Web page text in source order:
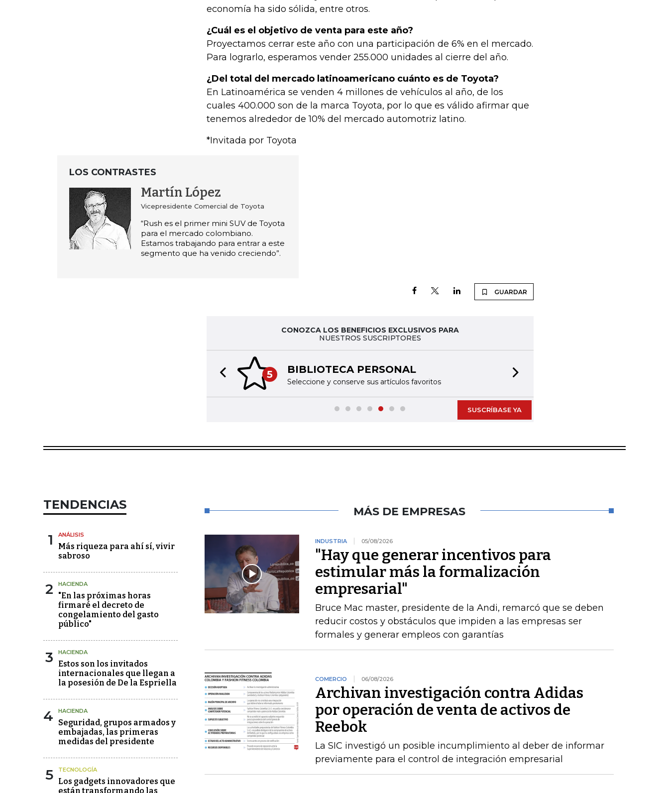
economía ha sido sólida, entre otros.
¿Cuál es el objetivo de venta para este año?
Proyectamos cerrar este año con una participación de 6% en el mercado.
Para lograrlo, esperamos vender 255.000 unidades al cierre del año.
¿Del total del mercado latinoamericano cuánto es de Toyota?
En Latinoamérica se venden 4 millones de vehículos al año, de los
cuales 400.000 son de la marca Toyota, por lo que es válido afirmar que
tenemos alrededor de 10% del mercado automotriz latino.
*Invitada por Toyota
LOS CONTRASTES
Martín López
Vicepresidente Comercial de Toyota
“Rush es el primer mini SUV de Toyota
para el mercado colombiano.
Estamos trabajando para entrar a este
segmento que ha venido creciendo”.
GUARDAR
CONOZCA LOS BENEFICIOS EXCLUSIVOS PARA
NUESTROS SUSCRIPTORES
5 BIBLIOTECA PERSONAL
Seleccione y conserve sus artículos favoritos
Previous slide
SUSCRÍBASE YA
TENDENCIAS
1 ANÁLISIS
Más riqueza para ahí sí, vivir
sabroso
2 HACIENDA
"En las próximas horas
firmaré el decreto de
congelamiento del gasto
público"
3 HACIENDA
Estos son los invitados
internacionales que llegan a
la posesión de De la Espriella
4 HACIENDA
Seguridad, grupos armados y
embajadas, las primeras
medidas del presidente
5 TECNOLOGÍA
Los gadgets innovadores que
están transformando las
MÁS DE EMPRESAS
INDUSTRIA 05/08/2026
"Hay que generar incentivos para
estimular más la formalización
empresarial"
Bruce Mac master, presidente de la Andi, remarcó que se deben
reducir costos y obstáculos que impiden a las empresas ser
formales y generar empleos con garantías
COMERCIO 06/08/2026
Archivan investigación contra Adidas
por operación de venta de activos de
Reebok
La SIC investigó un posible incumplimiento al deber de informar
previamente para el control de integración empresarial